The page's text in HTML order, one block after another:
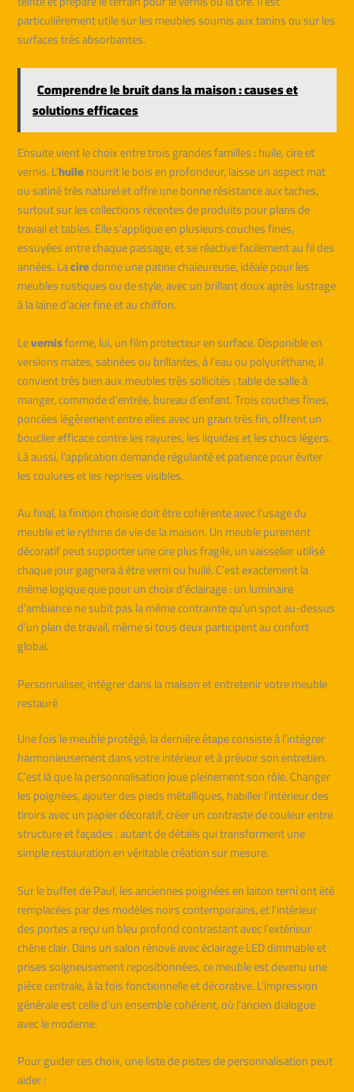
particulièrement utile sur les meubles soumis aux tanins ou sur les
surfaces très absorbantes.
Comprendre le bruit dans la maison : causes et
solutions efficaces
Ensuite vient le choix entre trois grandes familles : huile, cire et
vernis. L’huilenourrit le bois en profondeur, laisse un aspect mat
ou satiné très naturel et offre une bonne résistance aux taches,
surtout sur les collections récentes de produits pour plans de
travail et tables. Elle s’applique en plusieurs couches fines,
essuyées entre chaque passage, et se réactive facilement au fil des
années. Laciredonne une patine chaleureuse, idéale pour les
meubles rustiques ou de style, avec un brillant doux après lustrage
à la laine d’acier fine et au chiffon.
Levernisforme, lui, un film protecteur en surface. Disponible en
versions mates, satinées ou brillantes, à l’eau ou polyuréthane, il
convient très bien aux meubles très sollicités : table de salle à
manger, commode d’entrée, bureau d’enfant. Trois couches fines,
poncées légèrement entre elles avec un grain très fin, offrent un
bouclier efficace contre les rayures, les liquides et les chocs légers.
Là aussi, l’application demande régularité et patience pour éviter
les coulures et les reprises visibles.
Au final, la finition choisie doit être cohérente avec l’usage du
meuble et le rythme de vie de la maison. Un meuble purement
décoratif peut supporter une cire plus fragile, un vaisselier utilisé
chaque jour gagnera à être verni ou huilé. C’est exactement la
même logique que pour un choix d’éclairage : un luminaire
d’ambiance ne subit pas la même contrainte qu’un spot au-dessus
d’un plan de travail, même si tous deux participent au confort
global.
Personnaliser, intégrer dans la maison et entretenir votre meuble
restauré
Une fois le meuble protégé, la dernière étape consiste à l’intégrer
harmonieusement dans votre intérieur et à prévoir son entretien.
C’est là que la personnalisation joue pleinement son rôle. Changer
les poignées, ajouter des pieds métalliques, habiller l’intérieur des
tiroirs avec un papier décoratif, créer un contraste de couleur entre
structure et façades : autant de détails qui transforment une
simple restauration en véritable création sur mesure.
Sur le buffet de Paul, les anciennes poignées en laiton terni ont été
remplacées par des modèles noirs contemporains, et l’intérieur
des portes a reçu un bleu profond contrastant avec l’extérieur
chêne clair. Dans un salon rénové avec éclairage LED dimmable et
prises soigneusement repositionnées, ce meuble est devenu une
pièce centrale, à la fois fonctionnelle et décorative. L’impression
générale est celle d’un ensemble cohérent, où l’ancien dialogue
avec le moderne.
Pour guider ces choix, une liste de pistes de personnalisation peut
aider :